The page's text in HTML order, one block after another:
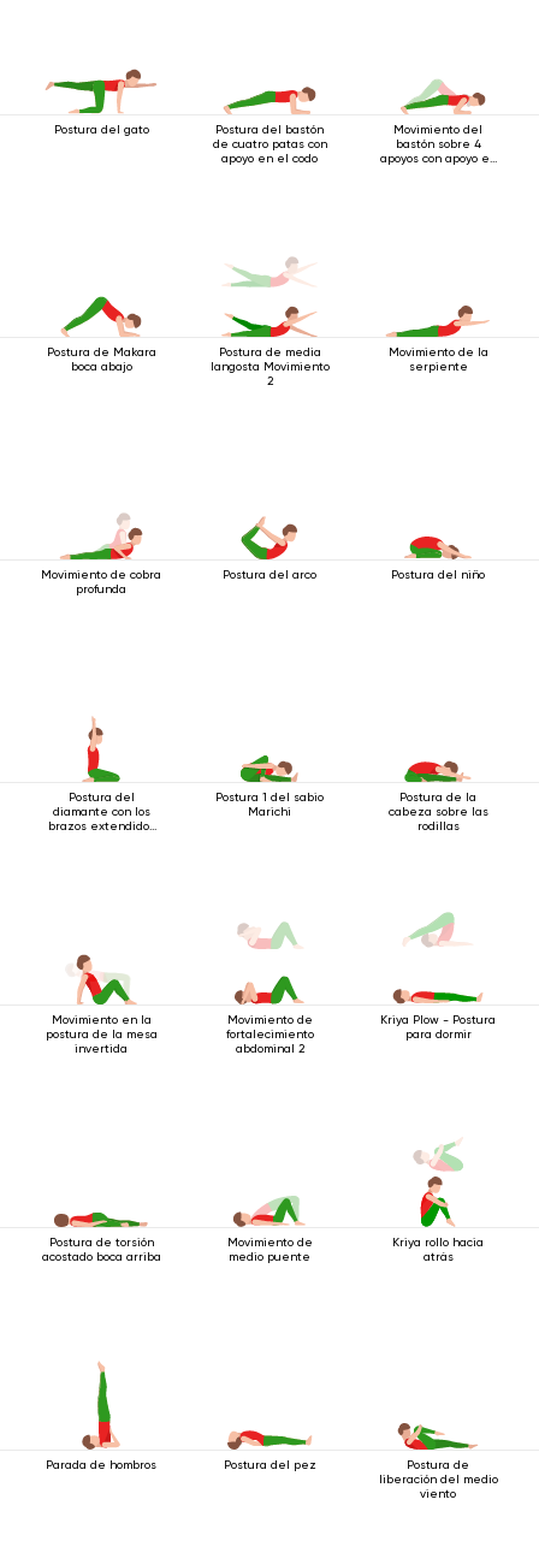
Postura del gato
Postura del bastón
de cuatro patas con
apoyo en el codo
Movimiento del
bastón sobre 4
apoyos con apoyo en
Postura de Makara
boca abajo
Postura de media
langosta Movimiento
2
Movimiento de la
serpiente
Movimiento de cobra
profunda
Postura del arco Postura del niño
Postura del
diamante con los
brazos extendidos
Postura 1 del sabio
Marichi
Postura de la
cabeza sobre las
rodillas
Movimiento en la
postura de la mesa
invertida
Movimiento de
fortalecimiento
abdominal 2
Kriya Plow - Postura
para dormir
Postura de torsión
acostado boca arriba
Movimiento de
medio puente
Kriya rollo hacia
atrás
Parada de hombros Postura del pez
Postura de
liberación del medio
viento